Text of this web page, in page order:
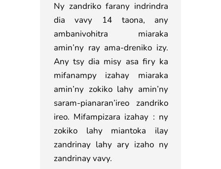
Ny zandriko farany indrindra
dia vavy 14 taona, any
ambanivohitra miaraka
amin’ny ray ama-dreniko izy.
Any tsy dia misy asa firy ka
mifanampy izahay miaraka
amin’ny zokiko lahy amin’ny
saram-pianaran’ireo zandriko
ireo. Mifampizara izahay : ny
zokiko lahy miantoka ilay
zandrinay lahy ary izaho ny
zandrinay vavy.